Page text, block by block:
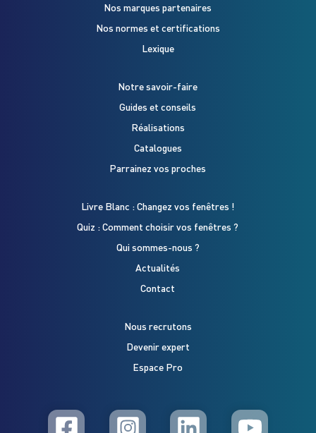
Nos marques partenaires
Nos normes et certifications
Lexique
Notre savoir-faire
Guides et conseils
Réalisations
Catalogues
Parrainez vos proches
Livre Blanc : Changez vos fenêtres !
Quiz : Comment choisir vos fenêtres ?
Qui sommes-nous ?
Actualités
Contact
Nous recrutons
Devenir expert
Espace Pro